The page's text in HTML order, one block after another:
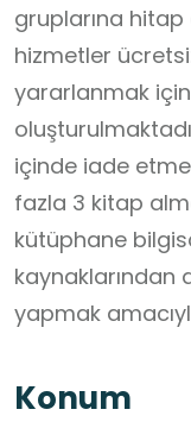
gruplarına
hizmetler
yararlanmak
içinde iade
fazla 3 kitap
kütüphane
kaynaklarından
yapmak
Fi) hizmeti de
Konum